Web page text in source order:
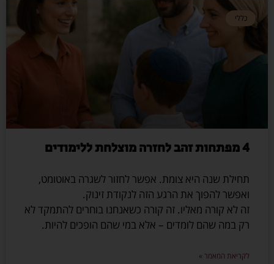
כללי
4 מפתחות זהב לחזרה מוצלחת ללימודים
תחילת שנה היא צומת. אפשר לחזור לשגרה באוטומט,
ואפשר להפוך את הרגע הזה לנקודת זינוק.
זה לא קורה מאליו. זה קורה כשאנחנו בוחרים להתמקד לא
רק במה שהם לומדים – אלא במי שהם הופכים להיות.
לקריאת המאמר »